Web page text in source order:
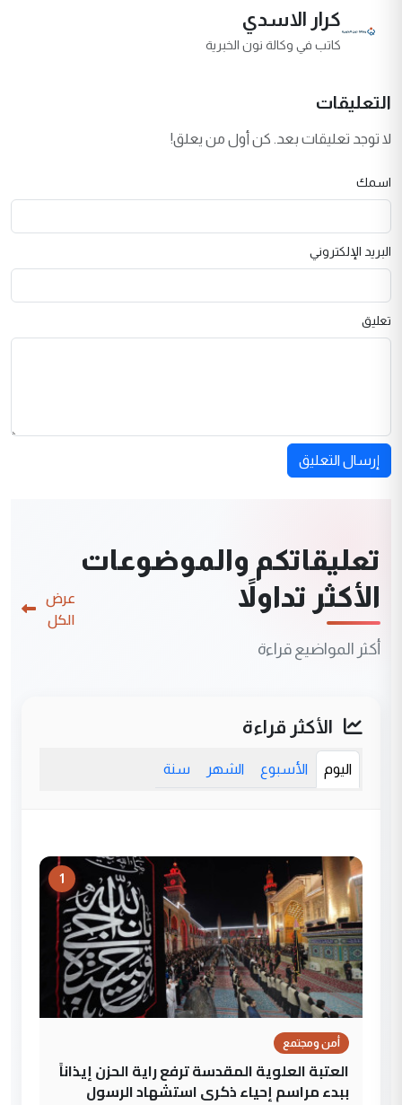
كرار الاسدي
كاتب في وكالة نون الخبرية
التعليقات
لا توجد تعليقات بعد. كن أول من يعلق!
اسمك
البريد الإلكتروني
تعليق
إرسال التعليق
تعليقاتكم والموضوعات
الأكثر تداولاً
أكثر المواضيع قراءة
عرض
الكل
الأكثر قراءة
اليوم الأسبوع الشهر سنة
1
أمن ومجتمع
العتبة العلوية المقدسة ترفع راية الحزن إيذاناً
ببدء مراسم إحياء ذكرى استشهاد الرسول